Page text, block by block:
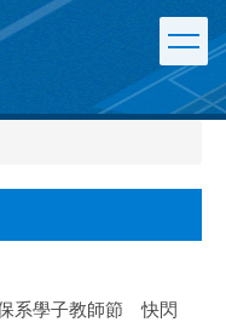
保系學子教師節 快閃